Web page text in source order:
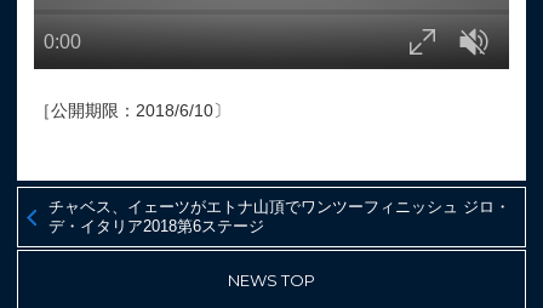
［公開期限：2018/6/10〕
チャベス、イェーツがエトナ山頂でワンツーフィニッシュ ジロ・
デ・イタリア2018第6ステージ
NEWS TOP